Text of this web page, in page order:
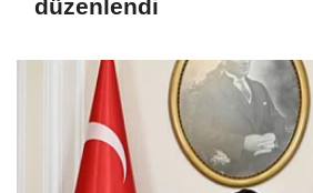
düzenlendi